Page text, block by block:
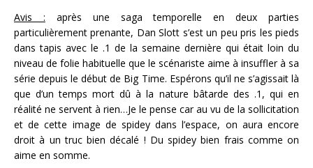
Avis : après une saga temporelle en deux parties
particulièrement prenante, Dan Slott s’est un peu pris les pieds
dans tapis avec le .1 de la semaine dernière qui était loin du
niveau de folie habituelle que le scénariste aime à insuffler à sa
série depuis le début de Big Time. Espérons qu’il ne s’agissait là
que d’un temps mort dû à la nature bâtarde des .1, qui en
réalité ne servent à rien…Je le pense car au vu de la sollicitation
et de cette image de spidey dans l’espace, on aura encore
droit à un truc bien décalé ! Du spidey bien frais comme on
aime en somme.